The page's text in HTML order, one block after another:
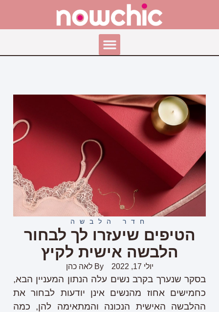
חדר הלבשה
הטיפים שיעזרו לך לבחור
הלבשה אישית לקיץ
יולי 17, 2022 By לאה כהן
בסקר שנערך בקרב נשים עלה הנתון המעניין הבא,
כחמישים אחוז מהנשים אינן יודעות לבחור את
ההלבשה האישית הנכונה והמתאימה להן, כמה